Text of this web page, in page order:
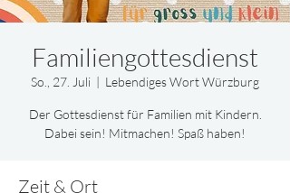
Familiengottesdienst
So., 27. Juli
  |
Lebendiges Wort Würzburg
Der Gottesdienst für Familien mit Kindern.
Dabei sein! Mitmachen! Spaß haben!
Zeit & Ort